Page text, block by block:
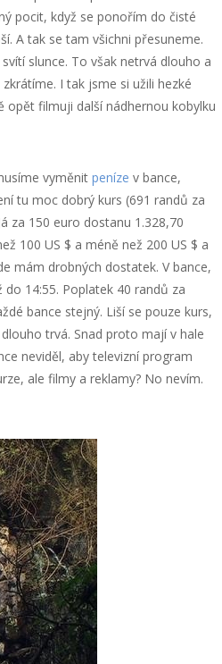
pocit, když se ponořím do čisté
A tak se tam všichni přesuneme.
slunce. To však netrvá dlouho a
I tak jsme si užili hezké
opět filmuji další nádhernou kobylku
vyměnitpeníze v bance,
tu moc dobrý kurs (691 randů za
za 150 euro dostanu 1.328,70
100 US $ a méně než 200 US $ a
mám drobných dostatek. V bance,
14:55. Poplatek 40 randů za
bance stejný. Liší se pouze kurs,
trvá. Snad proto mají v hale
neviděl, aby televizní program
ale filmy a reklamy? No nevím.